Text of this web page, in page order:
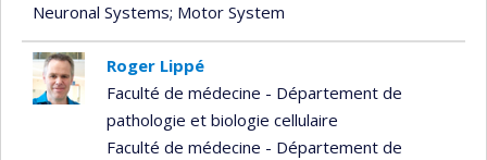
Neuronal Systems; Motor System
Roger Lippé
Faculté de médecine - Département de
pathologie et biologie cellulaire
Faculté de médecine - Département de